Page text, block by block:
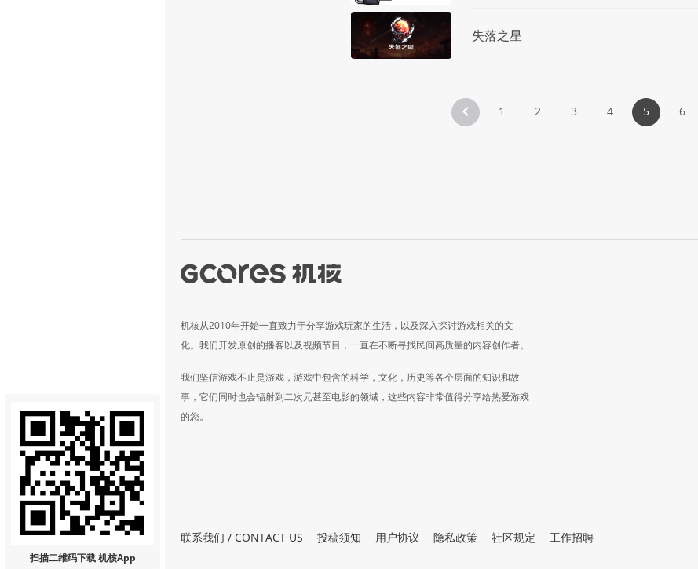
扫描二维码下载 机核App
失落之星
1 2 3 4 5 6
机核从2010年开始一直致力于分享游戏玩家的生活，以及深入探讨游戏相关的文
化。我们开发原创的播客以及视频节目，一直在不断寻找民间高质量的内容创作者。
我们坚信游戏不止是游戏，游戏中包含的科学，文化，历史等各个层面的知识和故
事，它们同时也会辐射到二次元甚至电影的领域，这些内容非常值得分享给热爱游戏
的您。
联系我们 / CONTACT US 投稿须知 用户协议 隐私政策 社区规定 工作招聘